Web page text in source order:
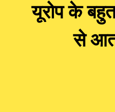
यूरोप के
से